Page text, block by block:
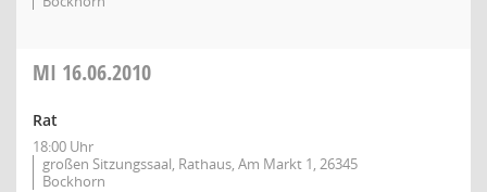
MI 16.06.2010
Rat
18:00 Uhr
großen Sitzungssaal, Rathaus, Am Markt 1, 26345
Bockhorn